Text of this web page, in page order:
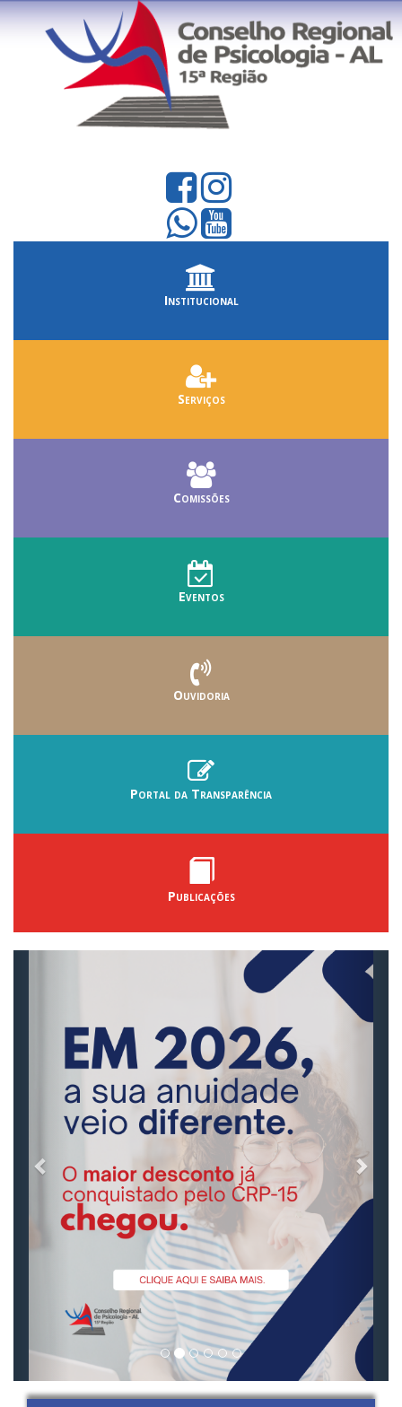
Institucional
Serviços
Comissões
Eventos
Ouvidoria
Portal da Transparência
Publicações